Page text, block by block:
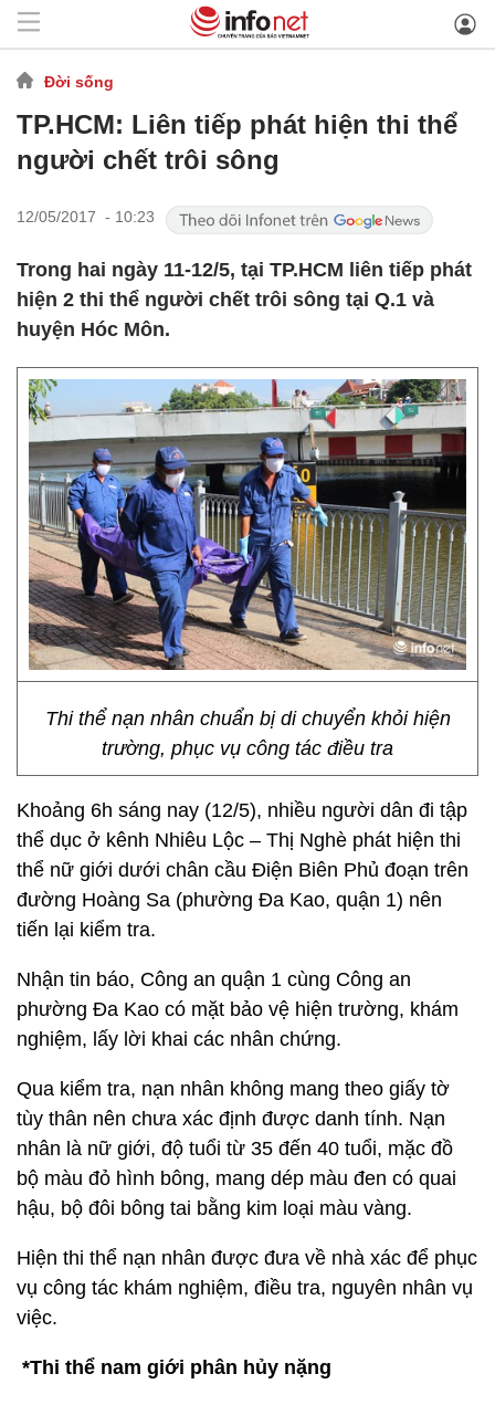
Đời sống
TP.HCM: Liên tiếp phát hiện thi thể
người chết trôi sông
12/05/2017 - 10:23
Trong hai ngày 11-12/5, tại TP.HCM liên tiếp phát
hiện 2 thi thể người chết trôi sông tại Q.1 và
huyện Hóc Môn.
Thi thể nạn nhân chuẩn bị di chuyển khỏi hiện
trường, phục vụ công tác điều tra
Khoảng 6h sáng nay (12/5), nhiều người dân đi tập
thể dục ở kênh Nhiêu Lộc – Thị Nghè phát hiện thi
thể nữ giới dưới chân cầu Điện Biên Phủ đoạn trên
đường Hoàng Sa (phường Đa Kao, quận 1) nên
tiến lại kiểm tra.
Nhận tin báo, Công an quận 1 cùng Công an
phường Đa Kao có mặt bảo vệ hiện trường, khám
nghiệm, lấy lời khai các nhân chứng.
Qua kiểm tra, nạn nhân không mang theo giấy tờ
tùy thân nên chưa xác định được danh tính. Nạn
nhân là nữ giới, độ tuổi từ 35 đến 40 tuổi, mặc đồ
bộ màu đỏ hình bông, mang dép màu đen có quai
hậu, bộ đôi bông tai bằng kim loại màu vàng.
Hiện thi thể nạn nhân được đưa về nhà xác để phục
vụ công tác khám nghiệm, điều tra, nguyên nhân vụ
việc.
*Thi thể nam giới phân hủy nặng